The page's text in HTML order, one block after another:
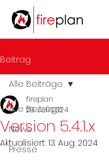
Beitrag
Alle Beiträge
News
Presse
Alle Beiträge
Version 5.4.1.x
fireplan
29. Juli 2024
Aktualisiert: 13. Aug. 2024